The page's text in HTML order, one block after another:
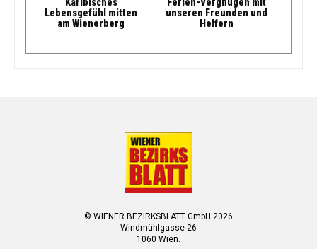
Karibisches
Lebensgefühl mitten
am Wienerberg
Ferien-Vergnügen mit
unseren Freunden und
Helfern
© WIENER BEZIRKSBLATT GmbH 2026
Windmühlgasse 26
1060 Wien.